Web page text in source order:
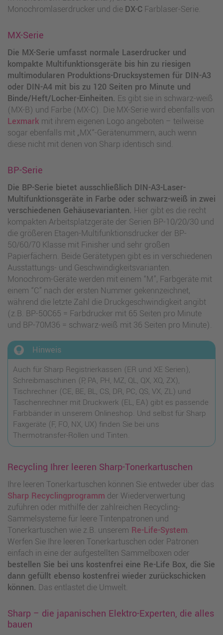
Monochromlaserdrucker und die DX-CFarblaser-Serie.
MX-Serie
Die MX-Serie umfasst normale Laserdrucker und
kompakte Multifunktionsgeräte bis hin zu riesigen
multimodularen Produktions-Drucksystemen für DIN-A3
oder DIN-A4 mit bis zu 120 Seiten pro Minute und
Binde/Heft/Locher-Einheiten. Es gibt sie in schwarz-weiß
(MX-B) und Farbe (MX-C). Die MX-Serie wird ebenfalls von
Lexmark mit ihrem eigenen Logo angeboten – teilweise
sogar ebenfalls mit „MX“-Gerätenummern, auch wenn
diese nicht mit denen von Sharp identisch sind.
BP-Serie
Die BP-Serie bietet ausschließlich DIN-A3-Laser-
Multifunktionsgeräte in Farbe oder schwarz-weiß in zwei
verschiedenen Gehäusevarianten. Hier gibt es die recht
kompakten Arbeitsplatzgeräte der Serien BP-10/20/30 und
die größeren Etagen-Multifunktionsdrucker der BP-
50/60/70 Klasse mit Finisher und sehr großen
Papierfächern. Beide Gerätetypen gibt es in verschiedenen
Ausstattungs- und Geschwindigkeitsvarianten.
Monochrom-Geräte werden mit einem “M”, Farbgeräte mit
einem “C” nach der ersten Nummer gekennzeichnet,
während die letzte Zahl die Druckgeschwindigkeit angibt
(z.B. BP-50C65 = Farbdrucker mit 65 Seiten pro Minute
und BP-70M36 = schwarz-weiß mit 36 Seiten pro Minute).
lightbulb_circle Hinweis
Auch für Sharp Registrierkassen (ER und XE Serien),
Schreibmaschinen (P, PA, PH, MZ, QL, QX, XQ, ZX),
Tischrechner (CE, BE, BL, CS, DR, PC, QS, VX, ZL) und
Taschenrechner mit Druckwerk (EL, EA) gibt es passende
Farbbänder in unserem Onlineshop. Und selbst für Sharp
Faxgeräte (F, FO, NX, UX) finden Sie bei uns
Thermotransfer-Rollen und Tinten.
Recycling Ihrer leeren Sharp-Tonerkartuschen
Ihre leeren Tonerkartuschen können Sie entweder über das
Sharp Recyclingprogramm der Wiederverwertung
zuführen oder mithilfe der zahlreichen Recycling-
Sammelsysteme für leere Tintenpatronen und
Tonerkartuschen wie z.B. unserem Re-Life-System.
Werfen Sie Ihre leeren Tonerkartuschen oder Patronen
einfach in eine der aufgestellten Sammelboxen oder
bestellen Sie bei uns kostenfrei eine Re-Life Box, die Sie
dann gefüllt ebenso kostenfrei wieder zurückschicken
können. Das entlastet die Umwelt.
Sharp – die japanischen Elektro-Experten, die alles
bauen